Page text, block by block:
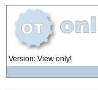
Version: View only!